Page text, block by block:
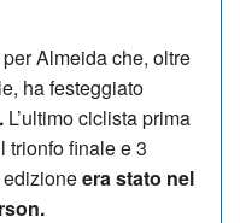
Almeida che, oltre
ha festeggiato
L’ultimo ciclista prima
trionfo finale e 3
era stato nel